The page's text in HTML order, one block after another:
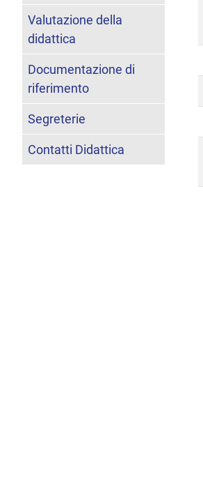
Valutazione della
didattica
Documentazione di
riferimento
Segreterie
Contatti Didattica